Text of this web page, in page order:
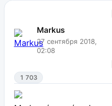
Markus
27 сентября 2018,
02:08
1 703